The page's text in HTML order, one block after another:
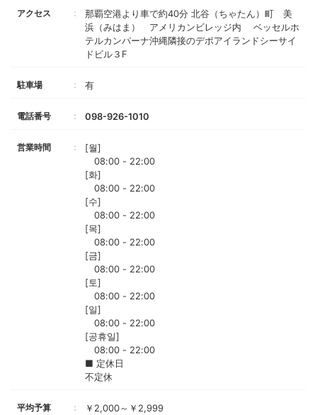
アクセス
那覇空港より車で約40分 北谷（ちゃたん）町 美
浜（みはま） アメリカンビレッジ内 ベッセルホ
テルカンパーナ沖縄隣接のデポアイランドシーサイ
ドビル３F
駐車場 有
電話番号 098-926-1010
営業時間
[월]
08:00 - 22:00
[화]
08:00 - 22:00
[수]
08:00 - 22:00
[목]
08:00 - 22:00
[금]
08:00 - 22:00
[토]
08:00 - 22:00
[일]
08:00 - 22:00
[공휴일]
08:00 - 22:00
■ 定休日
不定休
平均予算
￥2,000～￥2,999